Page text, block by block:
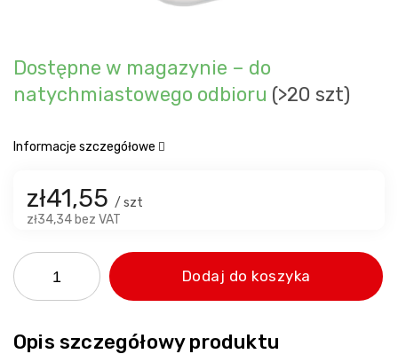
zł41,55 / szt
zł34,34 bez VAT
Dostępne w magazynie – do
natychmiastowego odbioru (>20 szt)
Dodaj do koszyka
Informacje szczegółowe
Opis szczegółowy produktu